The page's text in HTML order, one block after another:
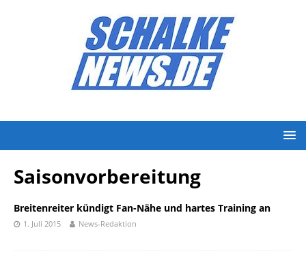
Saisonvorbereitung
Breitenreiter kündigt Fan-Nähe und hartes Training an
1. Juli 2015 News-Redaktion